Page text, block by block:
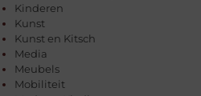
Kinderen
Kunst
Kunst en Kitsch
Media
Meubels
Mobiliteit